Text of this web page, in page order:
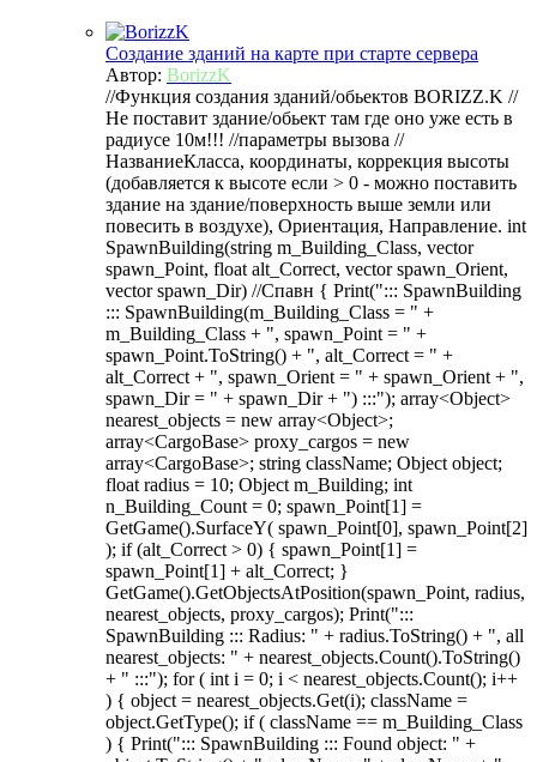
Создание зданий на карте при старте сервера
Автор: BorizzK
//Функция создания зданий/обьектов BORIZZ.K //
Не поставит здание/обьект там где оно уже есть в
радиусе 10м!!! //параметры вызова //
НазваниеКласса, координаты, коррекция высоты
(добавляется к высоте если > 0 - можно поставить
здание на здание/поверхность выше земли или
повесить в воздухе), Ориентация, Направление. int
SpawnBuilding(string m_Building_Class, vector
spawn_Point, float alt_Correct, vector spawn_Orient,
vector spawn_Dir) //Спавн { Print("::: SpawnBuilding
::: SpawnBuilding(m_Building_Class = " +
m_Building_Class + ", spawn_Point = " +
spawn_Point.ToString() + ", alt_Correct = " +
alt_Correct + ", spawn_Orient = " + spawn_Orient + ",
spawn_Dir = " + spawn_Dir + ") :::"); array<Object>
nearest_objects = new array<Object>;
array<CargoBase> proxy_cargos = new
array<CargoBase>; string className; Object object;
float radius = 10; Object m_Building; int
n_Building_Count = 0; spawn_Point[1] =
GetGame().SurfaceY( spawn_Point[0], spawn_Point[2]
); if (alt_Correct > 0) { spawn_Point[1] =
spawn_Point[1] + alt_Correct; }
GetGame().GetObjectsAtPosition(spawn_Point, radius,
nearest_objects, proxy_cargos); Print(":::
SpawnBuilding ::: Radius: " + radius.ToString() + ", all
nearest_objects: " + nearest_objects.Count().ToString()
+ " :::"); for ( int i = 0; i < nearest_objects.Count(); i++
) { object = nearest_objects.Get(i); className =
object.GetType(); if ( className == m_Building_Class
) { Print("::: SpawnBuilding ::: Found object: " +